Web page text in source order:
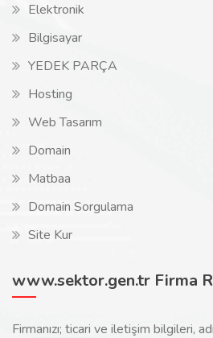
Elektronik
Bilgisayar
YEDEK PARÇA
Hosting
Web Tasarım
Domain
Matbaa
Domain Sorgulama
Site Kur
www.sektor.gen.tr Firma
Firmanızı; ticari ve iletişim bilgileri,